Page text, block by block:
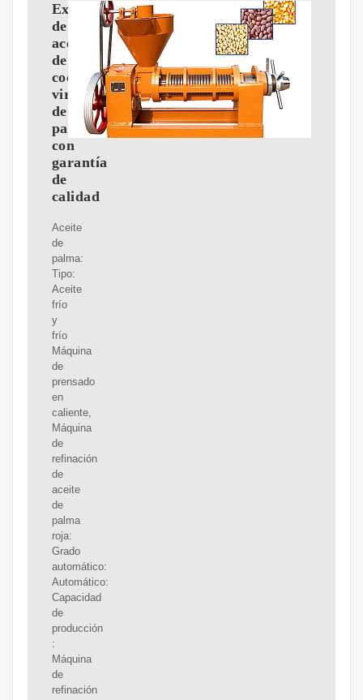
Expeller
de
aceite
de
coco
virgen
de
palmiste
con
garantía
de
calidad
Aceite
de
palma:
Tipo:
Aceite
frío
y
frío
Máquina
de
prensado
en
caliente,
Máquina
de
refinación
de
aceite
de
palma
roja:
Grado
automático:
Automático:
Capacidad
de
producción
:
Máquina
de
refinación